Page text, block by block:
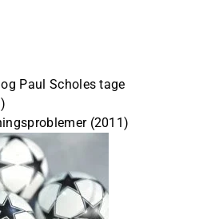
Paul Scholes tage
(2011)